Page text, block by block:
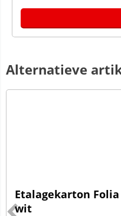
Alternatieve
Etalagekarton Folia
wit